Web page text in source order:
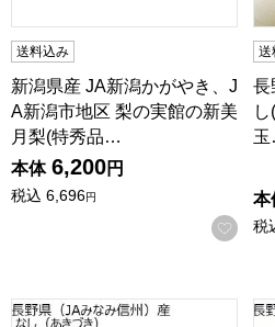
送料込み
新潟県産 JA新潟かがやき、J
A新潟市地区 梨の実館の新美
月梨(特秀品…
本体 6,200円
税込 6,696円
お気
送
長
本
税
長野県(JAみなみ信州)産 なし(あ長